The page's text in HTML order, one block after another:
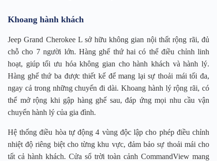
Khoang hành khách
Jeep Grand Cherokee L sở hữu không gian nội thất rộng rãi, đủ
chỗ cho 7 người lớn. Hàng ghế thứ hai có thể điều chỉnh linh
hoạt, giúp tối ưu hóa không gian cho hành khách và hành lý.
Hàng ghế thứ ba được thiết kế để mang lại sự thoải mái tối đa,
ngay cả trong những chuyến đi dài. Khoang hành lý rộng rãi, có
thể mở rộng khi gập hàng ghế sau, đáp ứng mọi nhu cầu vận
chuyển hành lý của gia đình.
Hệ thống điều hòa tự động 4 vùng độc lập cho phép điều chỉnh
nhiệt độ riêng biệt cho từng khu vực, đảm bảo sự thoải mái cho
tất cả hành khách. Cửa sổ trời toàn cảnh CommandView mang